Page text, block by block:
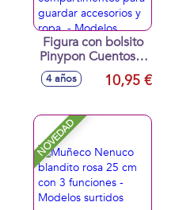
Figura con bolsito
Pinypon Cuentos.8
cm. Armarios de
cuentos con
compartimentos
para guardar
accesorios y ropa. -
Modelos surtidos
4 años 10,95 €
NOVEDAD